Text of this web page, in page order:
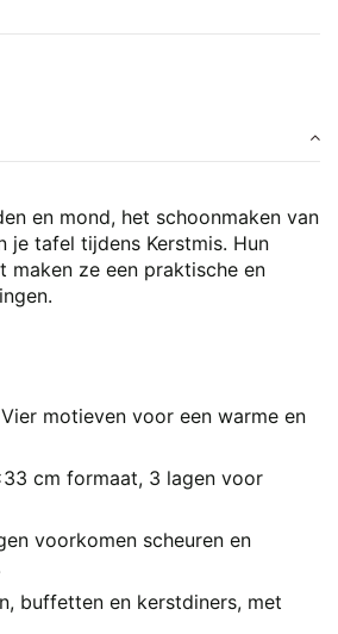
en mond, het schoonmaken van
tafel tijdens Kerstmis. Hun
ze een praktische en
Vier motieven voor een warme en
cm formaat, 3 lagen voor
voorkomen scheuren en
buffetten en kerstdiners, met